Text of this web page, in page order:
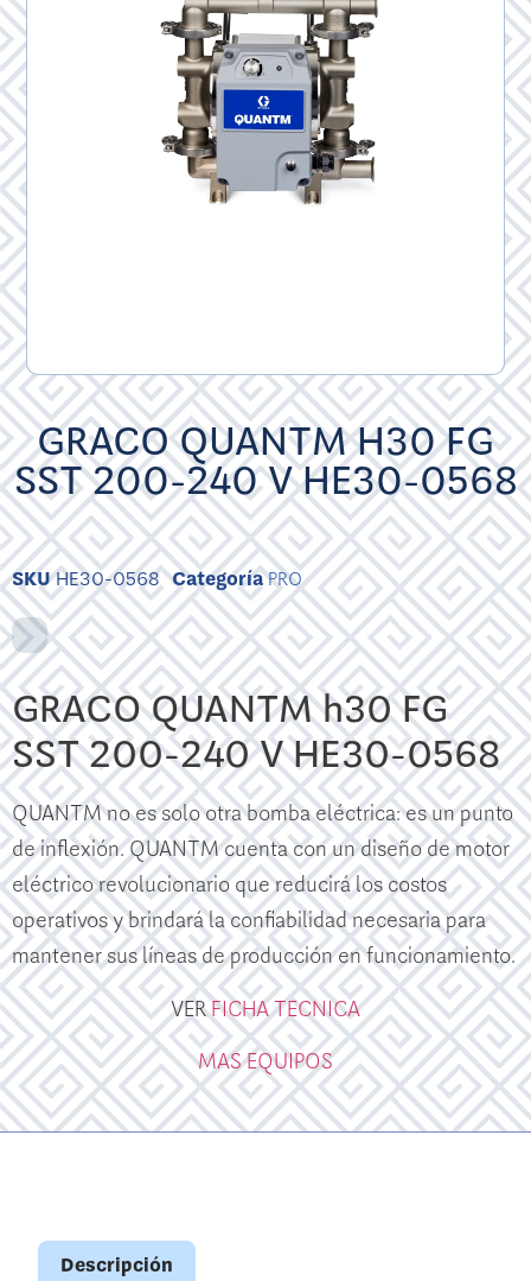
GRACO QUANTM H30 FG
SST 200-240 V HE30-0568
SKUHE30-0568 CategoríaPRO
GRACO QUANTM h30 FG
SST 200-240 V HE30-0568
QUANTM no es solo otra bomba eléctrica: es un punto
de inflexión. QUANTM cuenta con un diseño de motor
eléctrico revolucionario que reducirá los costos
operativos y brindará la confiabilidad necesaria para
mantener sus líneas de producción en funcionamiento.
VERFICHA TECNICA
MAS EQUIPOS
Descripción